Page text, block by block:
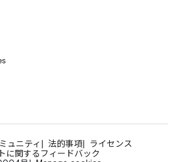
ュニティ 法的事項
ライセンス
に関するフィードバック